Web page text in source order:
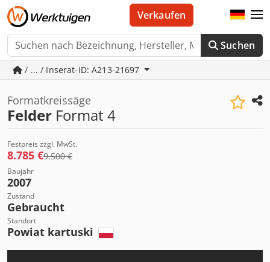
Suchen
Verkaufen
/ ... / Inserat-ID: A213-21697
Formatkreissäge
Felder Format 4
Festpreis zzgl. MwSt.
8.785 €9.500 €
Baujahr
2007
Zustand
Gebraucht
Standort
Powiat kartuski